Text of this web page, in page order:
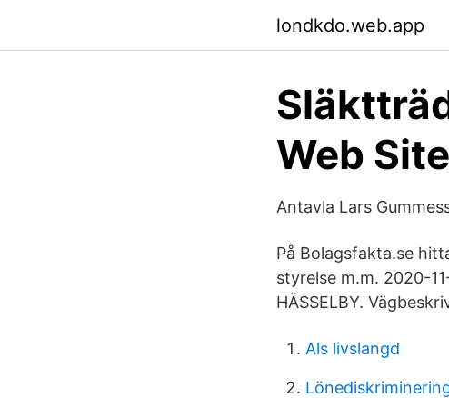
londkdo.web.app
Web
Antavla Lars
På Bolagsfakta.se
styrelse m.m. 2020-
HÄSSELBY.
Als livslangd